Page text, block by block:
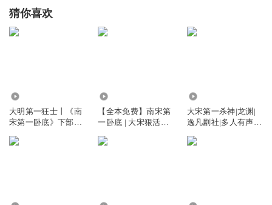
唐时汉韵_he
前边很好的！这越写越不对味，作者自己的逻辑都不对了。
注水可以，逻辑不对，好像换作者了
在绝对实力前，这样忍有意义吗？
回复 2024-02-07 32
难得糊涂_g9z
猜你喜欢
大明第一狂士丨《南
宋第一卧底》下部丨
霸榜作品
【全本免费】南宋第
一卧底 | 大宋狠活&
大宋第一杀神|龙渊|
逸凡剧社|多人有声
又一力作